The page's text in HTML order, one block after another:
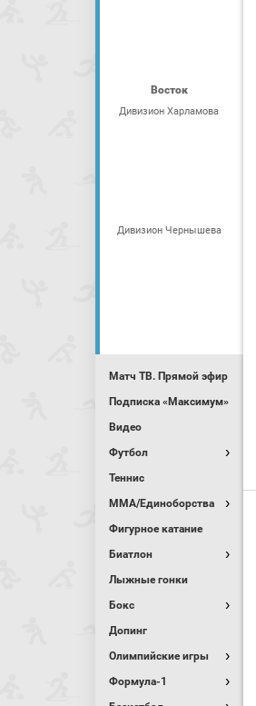
Восток
Дивизион Харламова
Дивизион Чернышева
Матч ТВ. Прямой эфир
Подписка «Максимум»
Видео
Футбол
Теннис
MMA/Единоборства
Фигурное катание
Биатлон
Лыжные гонки
Бокс
Допинг
Олимпийские игры
Формула-1